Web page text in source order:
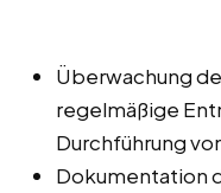
Überwachung
regelmäßige
Durchführung
Dokumentation